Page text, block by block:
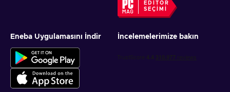
EDITÖR
SEÇIMI
Eneba Uygulamasını İndir İncelemelerimize bakın